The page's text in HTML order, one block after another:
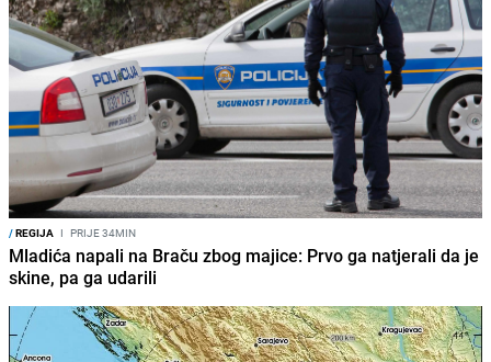
/REGIJA I PRIJE 34MIN
Mladića napali na Braču zbog majice: Prvo ga natjerali da je
skine, pa ga udarili